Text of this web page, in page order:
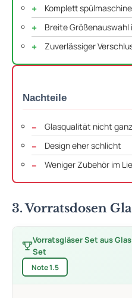
Komplett
Breite Größenauswahl
Zuverlässiger
Nachteile
Glasqualität nicht
Design eher schlicht
Weniger Zubehör im
3. Vorratsdosen
Vorratsgläser Set aus
Set
Note 1.5